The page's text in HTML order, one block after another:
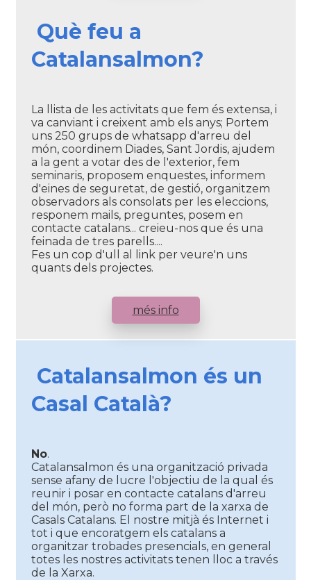
Què feu a
Catalansalmon?
La llista de les activitats que fem és extensa, i
va canviant i creixent amb els anys; Portem
uns 250 grups de whatsapp d'arreu del
món, coordinem Diades, Sant Jordis, ajudem
a la gent a votar des de l'exterior, fem
seminaris, proposem enquestes, informem
d'eines de seguretat, de gestió, organitzem
observadors als consolats per les eleccions,
responem mails, preguntes, posem en
contacte catalans... creieu-nos que és una
feinada de tres parells....
Fes un cop d'ull al link per veure'n uns
quants dels projectes.
més info
Catalansalmon és un
Casal Català?
No.
Catalansalmon és una organització privada
sense afany de lucre l'objectiu de la qual és
reunir i posar en contacte catalans d'arreu
del món, però no forma part de la xarxa de
Casals Catalans. El nostre mitjà és Internet i
tot i que encoratgem els catalans a
organitzar trobades presencials, en general
totes les nostres activitats tenen lloc a través
de la Xarxa.